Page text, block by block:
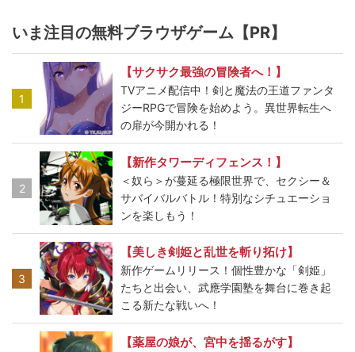
いま注目の無料ブラウザゲーム【PR】
1
【サクサク最強の冒険者へ！】
TVアニメ配信中！剣と魔法の王道ファンタ
ジーRPGで冒険を始めよう。異世界転生へ
の扉が今開かれる！
2
【新作タワーディフェンス！】
＜奴ら＞が蔓延る極限世界で、セクシー＆
サバイバルバトル！特別なシチュエーショ
ンを楽しもう！
3
【美しき剣姫と乱世を斬り拓け】
新作ゲームリリース！個性豊かな「剣姫」
たちと出会い、武應学園塾を舞台に巻き起
こる新たな戦いへ！
【薬屋の娘が、宮中を揺るがす】